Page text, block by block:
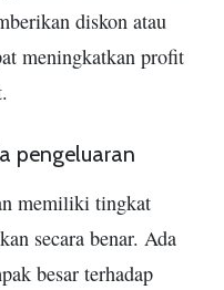
diskon atau
meningkatkan profit
pengeluaran
memiliki tingkat
secara benar. Ada
besar terhadap